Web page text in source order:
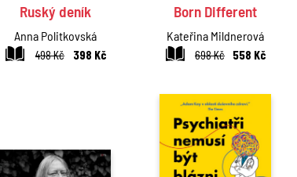
Ruský deník
Anna Politkovská
498 Kč
398 Kč
Born Different
Kateřina Mildnerová
698 Kč 558 Kč